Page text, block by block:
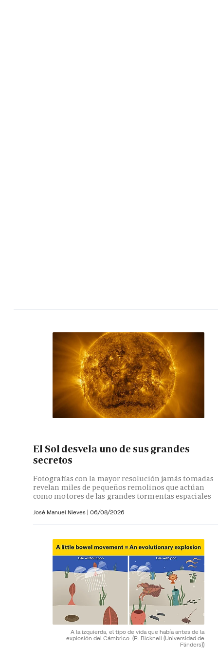
El Sol desvela uno de sus grandes
secretos
Fotografías con la mayor resolución jamás tomadas
revelan miles de pequeños remolinos que actúan
como motores de las grandes tormentas espaciales
José Manuel Nieves | 06/08/2026
A la izquierda, el tipo de vida que había antes de la
explosión del Cámbrico. (R. Bicknell (Universidad de
Flinders))